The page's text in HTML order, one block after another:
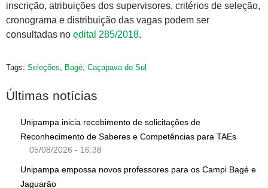
inscrição, atribuições dos supervisores, critérios de seleção,
cronograma e distribuição das vagas podem ser
consultadas no edital 285/2018.
Tags: Seleções, Bagé, Caçapava do Sul
Últimas notícias
Unipampa inicia recebimento de solicitações de
Reconhecimento de Saberes e Competências para TAEs
05/08/2026 - 16:38
Unipampa empossa novos professores para os Campi Bagé e
Jaguarão